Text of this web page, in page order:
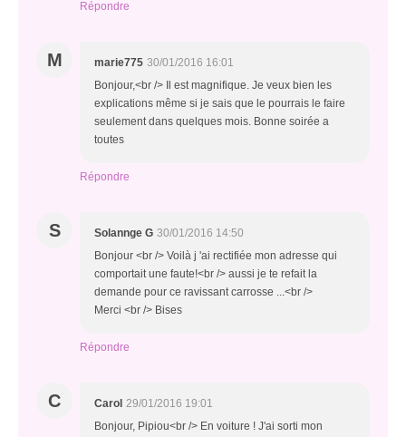
Répondre
M marie775 30/01/2016 16:01
Bonjour,<br /> Il est magnifique. Je veux bien les
explications même si je sais que le pourrais le faire
seulement dans quelques mois. Bonne soirée a
toutes
Répondre
S Solannge G 30/01/2016 14:50
Bonjour <br /> Voilà j 'ai rectifiée mon adresse qui
comportait une faute!<br /> aussi je te refait la
demande pour ce ravissant carrosse ...<br />
Merci <br /> Bises
Répondre
C Carol 29/01/2016 19:01
Bonjour, Pipiou<br /> En voiture ! J'ai sorti mon